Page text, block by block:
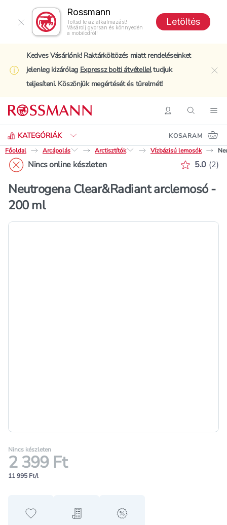
Rossmann
Töltsd le az alkalmazást!
Vásárolj gyorsan és könnyedén
a mobilodról!
Letöltés
Kedves Vásárlónk! Raktárköltözés miatt rendeléseinket
jelenleg kizárólag Expressz bolti átvételleltudjuk
teljesíteni. Köszönjük megértését és türelmét!
BelépésKeresés
KATEGÓRIÁK
Keresés
KOSARAM
Főoldal
Arcápolás Arctisztítók Vízbázisú lemosók
Nincs online készleten 5.0 (2)
Neutrogena Clear&Radiant arclemosó -
200 ml
Nincs készleten
2 399 Ft
11 995 Ft/l
Hozzáadás a kedvencekhez
Hozzáadás a bevásárló listához
alert when on sale